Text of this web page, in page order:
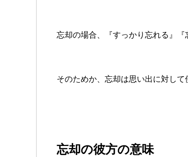
忘却の場合、『すっかり忘れる』『
そのためか、忘却は思い出に対して
忘却の彼方の意味